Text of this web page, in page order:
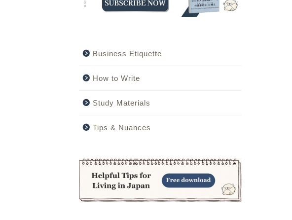
Business Etiquette
How to Write
Study Materials
Tips & Nuances